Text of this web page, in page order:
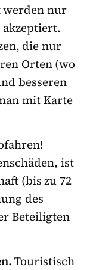
werden nur
akzeptiert.
die nur
Orten (wo
besseren
mit Karte
ist
(bis zu 72
des
Beteiligten
Touristisch